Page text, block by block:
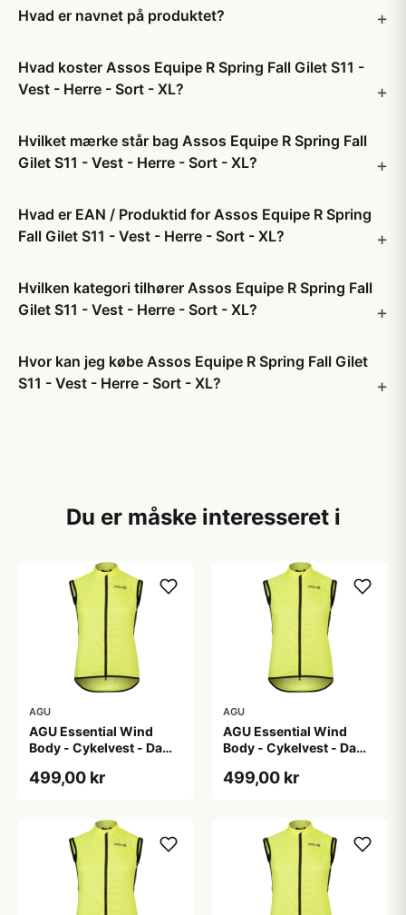
Hvad er navnet på produktet?
Hvad koster Assos Equipe R Spring Fall Gilet S11 -
Vest - Herre - Sort - XL?
Hvilket mærke står bag Assos Equipe R Spring Fall
Gilet S11 - Vest - Herre - Sort - XL?
Hvad er EAN / Produktid for Assos Equipe R Spring
Fall Gilet S11 - Vest - Herre - Sort - XL?
Hvilken kategori tilhører Assos Equipe R Spring Fall
Gilet S11 - Vest - Herre - Sort - XL?
Hvor kan jeg købe Assos Equipe R Spring Fall Gilet
S11 - Vest - Herre - Sort - XL?
Du er måske interesseret i
AGU
AGU Essential Wind
Body - Cykelvest - Dame
2XL
499,00 kr
AGU
AGU Essential Wind
Body - Cykelvest - Dame
499,00 kr